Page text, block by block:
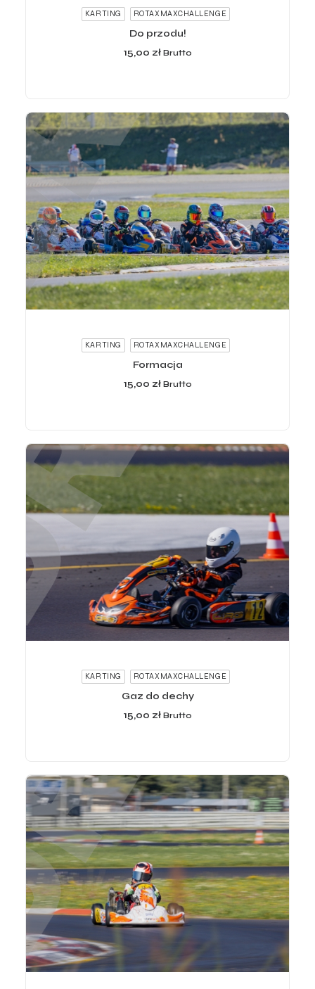
KARTING ROTAXMAXCHALLENGE
Do przodu!
15,00 zł Brutto
KARTING ROTAXMAXCHALLENGE
Formacja
15,00 zł Brutto
KARTING ROTAXMAXCHALLENGE
Gaz do dechy
15,00 zł Brutto